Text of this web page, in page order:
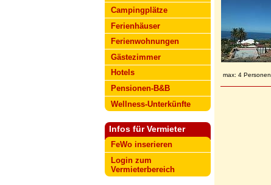
Campingplätze
Ferienhäuser
Ferienwohnungen
Gästezimmer
Hotels
Pensionen-B&B
Wellness-Unterkünfte
Infos für Vermieter
FeWo inserieren
Login zum
Vermieterbereich
max: 4 Personen